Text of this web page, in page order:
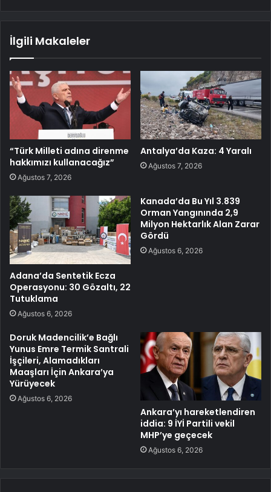
İlgili Makaleler
“Türk Milleti adına direnme
hakkımızı kullanacağız”
Ağustos 7, 2026
Antalya’da Kaza: 4 Yaralı
Ağustos 7, 2026
Adana’da Sentetik Ecza
Operasyonu: 30 Gözaltı, 22
Tutuklama
Ağustos 6, 2026
Kanada’da Bu Yıl 3.839
Orman Yangınında 2,9
Milyon Hektarlık Alan Zarar
Gördü
Ağustos 6, 2026
Doruk Madencilik’e Bağlı
Yunus Emre Termik Santrali
İşçileri, Alamadıkları
Maaşları İçin Ankara’ya
Yürüyecek
Ağustos 6, 2026
Ankara’yı hareketlendiren
iddia: 9 İYİ Partili vekil
MHP’ye geçecek
Ağustos 6, 2026